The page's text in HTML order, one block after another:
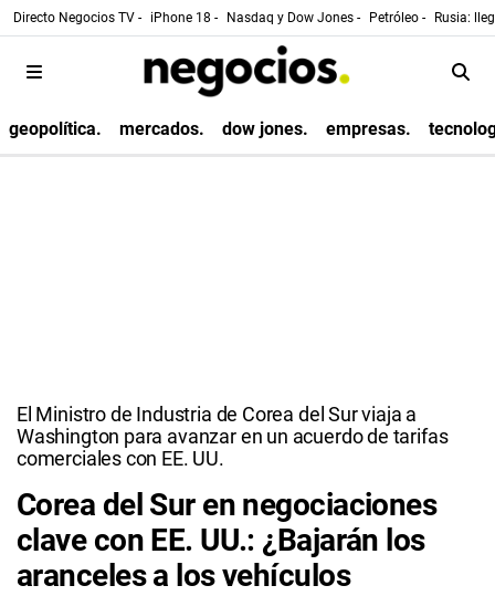
Directo Negocios TV - iPhone 18 - Nasdaq y Dow Jones - Petróleo - Rusia:
geopolítica. mercados. dow jones. empresas.
El Ministro de Industria de Corea del Sur viaja a
Washington para avanzar en un acuerdo de tarifas
comerciales con EE. UU.
Corea del Sur en negociaciones
clave con EE. UU.: ¿Bajarán los
aranceles a los vehículos